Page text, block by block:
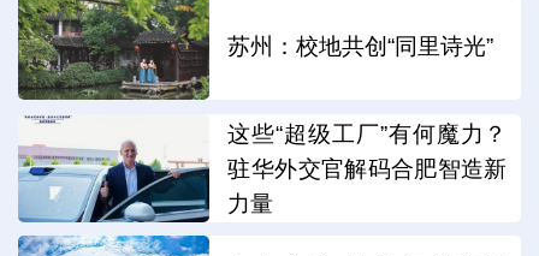
苏州：校地共创“同里诗光”
这些“超级工厂”有何魔力？
驻华外交官解码合肥智造新
力量